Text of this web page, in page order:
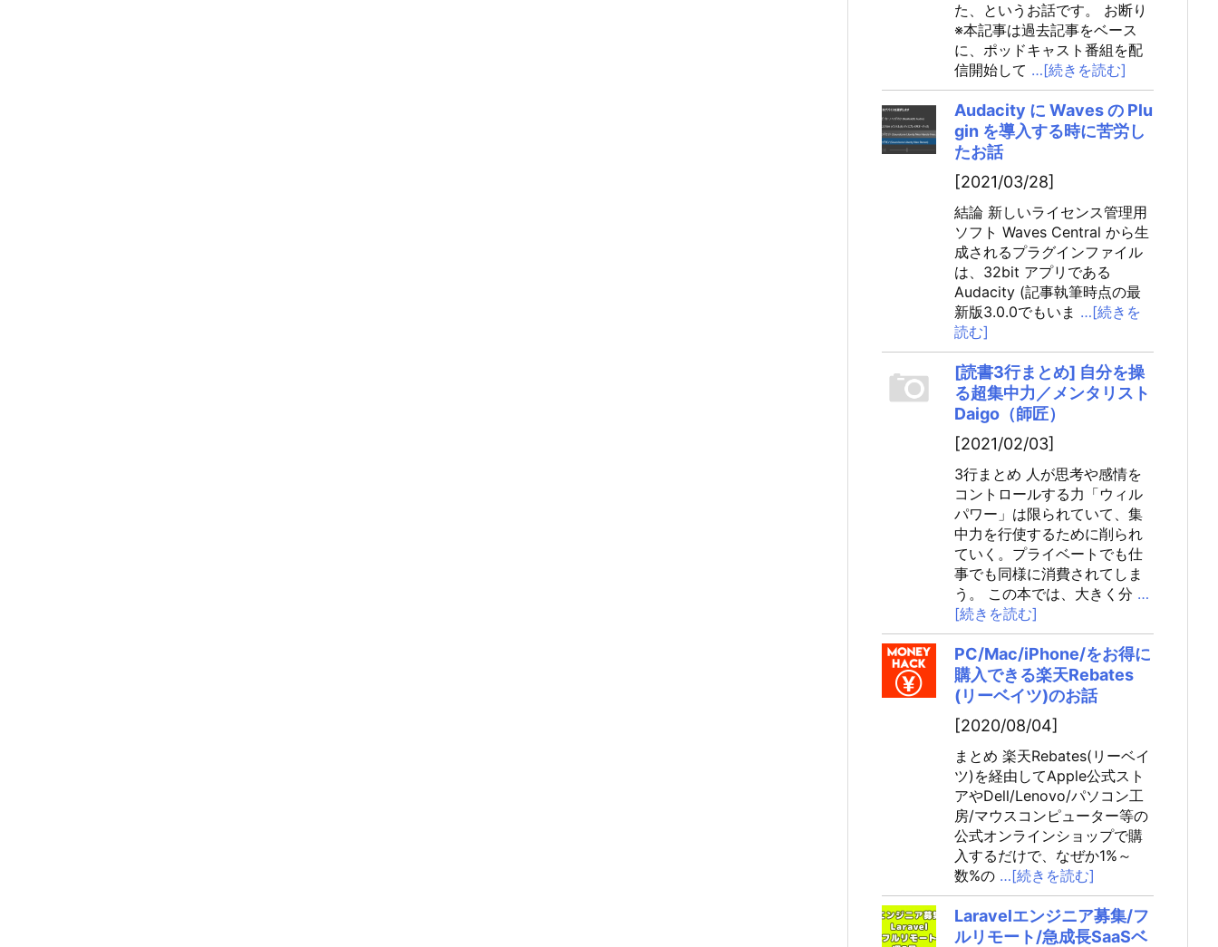
た、というお話です。 お断り
※本記事は過去記事をベース
に、ポッドキャスト番組を配
信開始して …[続きを読む]
Audacity に Waves の Plu
gin を導入する時に苦労し
たお話
[2021/03/28]
結論 新しいライセンス管理用
ソフト Waves Central から生
成されるプラグインファイル
は、32bit アプリである
Audacity (記事執筆時点の最
新版3.0.0でもいま …[続きを
読む]
[読書3行まとめ] 自分を操
る超集中力／メンタリスト
Daigo（師匠）
[2021/02/03]
3行まとめ 人が思考や感情を
コントロールする力「ウィル
パワー」は限られていて、集
中力を行使するために削られ
ていく。プライベートでも仕
事でも同様に消費されてしま
う。 この本では、大きく分 …
[続きを読む]
PC/Mac/iPhone/をお得に
購入できる楽天Rebates
(リーベイツ)のお話
[2020/08/04]
まとめ 楽天Rebates(リーベイ
ツ)を経由してApple公式スト
アやDell/Lenovo/パソコン工
房/マウスコンピューター等の
公式オンラインショップで購
入するだけで、なぜか1%～
数%の …[続きを読む]
Laravelエンジニア募集/フ
ルリモート/急成長SaaSベ